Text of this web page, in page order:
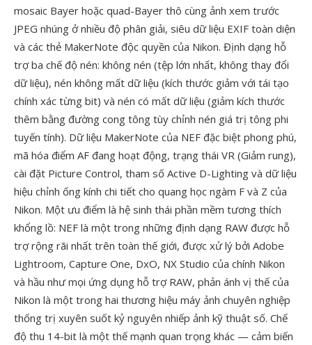
mosaic Bayer hoặc quad-Bayer thô cùng ảnh xem trước
JPEG nhúng ở nhiều độ phân giải, siêu dữ liệu EXIF toàn diện
và các thẻ MakerNote độc quyền của Nikon. Định dạng hỗ
trợ ba chế độ nén: không nén (tệp lớn nhất, không thay đổi
dữ liệu), nén không mất dữ liệu (kích thước giảm với tái tạo
chính xác từng bit) và nén có mất dữ liệu (giảm kích thước
thêm bằng đường cong tông tùy chỉnh nén giá trị tông phi
tuyến tính). Dữ liệu MakerNote của NEF đặc biệt phong phú,
mã hóa điểm AF đang hoạt động, trạng thái VR (Giảm rung),
cài đặt Picture Control, tham số Active D-Lighting và dữ liệu
hiệu chỉnh ống kính chi tiết cho quang học ngàm F và Z của
Nikon. Một ưu điểm là hệ sinh thái phần mềm tương thích
khổng lồ: NEF là một trong những định dạng RAW được hỗ
trợ rộng rãi nhất trên toàn thế giới, được xử lý bởi Adobe
Lightroom, Capture One, DxO, NX Studio của chính Nikon
và hầu như mọi ứng dụng hỗ trợ RAW, phản ánh vị thế của
Nikon là một trong hai thương hiệu máy ảnh chuyên nghiệp
thống trị xuyên suốt kỷ nguyên nhiếp ảnh kỹ thuật số. Chế
độ thu 14-bit là một thế mạnh quan trọng khác — cảm biến